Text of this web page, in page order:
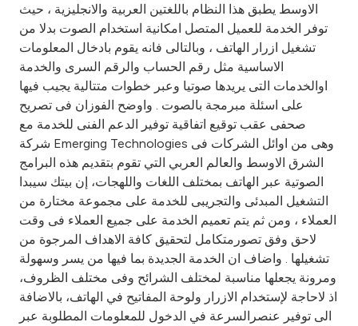
Branch & ATM locator
Germany
Malaysia
Turkey
Egypt
UK
Kingdom of Bahrain
الاوسط يطبق هذا النظام باللغتين العربية والانجليزية ، حيث
توفر الخدمة للعميل المتصل امكانية استخدام الصوت بدلا من
تشغيل ازرار الهاتف ، وبالتالى فانه يقوم بادخال المعلومات
الاساسية مثل رقم الحساب والرقم السرى والخدمة
اوالخدمات التى يريدها صوتيا وعبر خطوات متتالية يجيب فيها
على اسئلة مبرمجة بالصوت . واوضح الفوزان فى تصريح
صحفى عقب توقيع اتفاقية توفير الدعم الفنى للخدمة مع
شركة Emerging Technologies وهى من اوائل الشركات فى
الشرق الاوسط والعالم العربي التي تقوم بتقديم هذه البرامج
الصوتية عبر الهاتف بمختلف اللغات واللهجات، إن بيتك سيبدا
التشغيل المبدئى والتجريبى للخدمة على مجموعة مختارة من
العملاء ، ومن ثم يتم تعميم الخدمة على جميع العملاء فى وقت
لاحق وفق تصورمتكامل لتحقيق كافة الاهداف المرجوة من
تشغيلها . واضاف ان الخدمة الجديدة بما فيها من يسر وسهولة
ومرونة يجعلها مناسبة لمختلف الشرائح وفى مختلف الظروف،
اذ لاحاجة لإستخدام الازرار ولوحة المفاتيح في الهاتف، بالاضافة
الى توفير عنصرالسرعة في الدخول للمعلومات المطلوبة عبر